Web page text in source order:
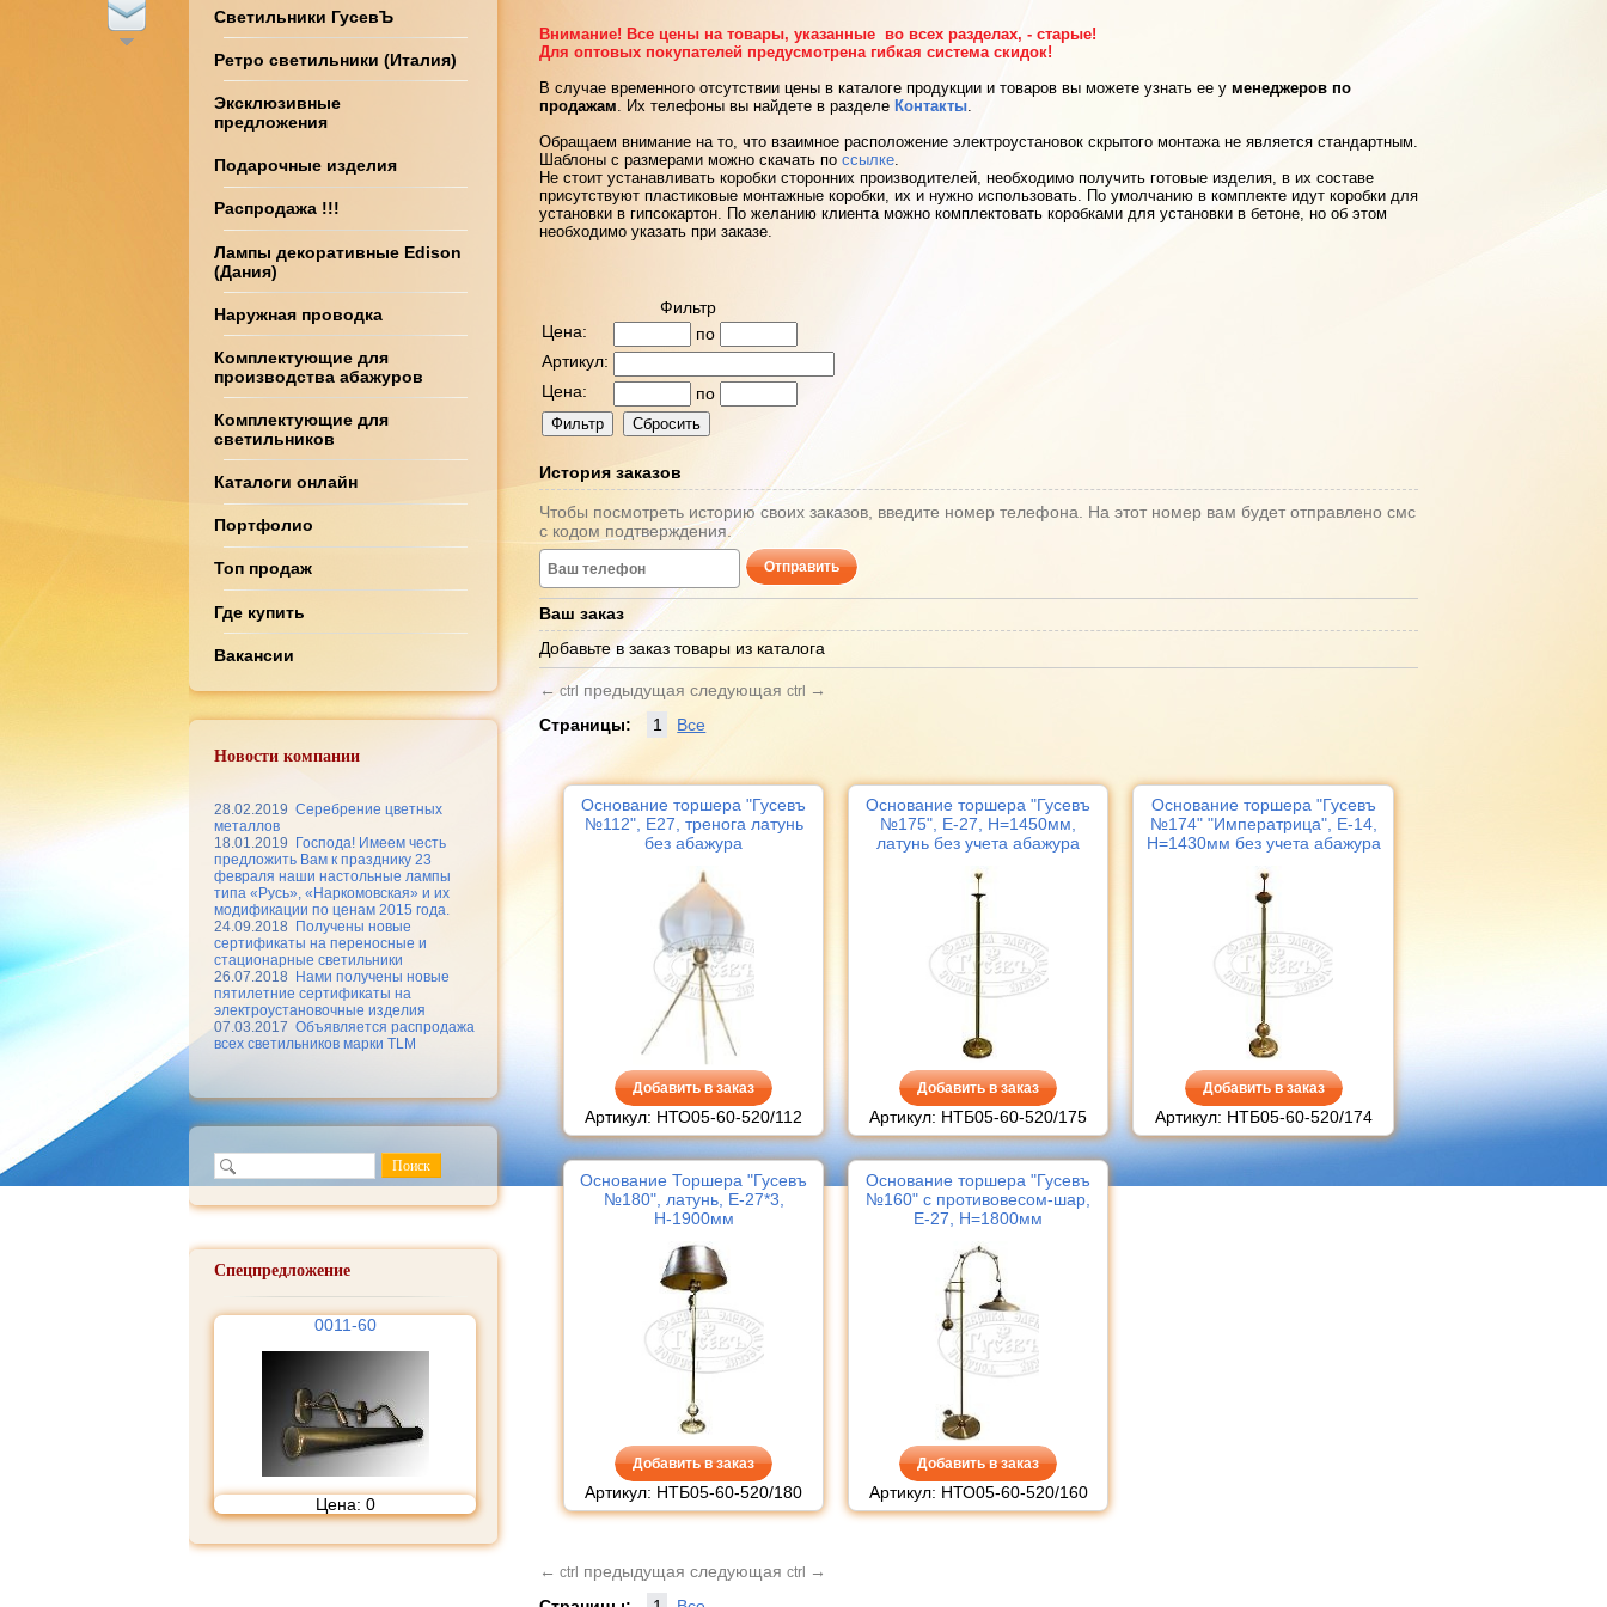
Светильники ГусевЪ
Ретро светильники (Италия)
Эксклюзивные
предложения
Подарочные изделия
Распродажа !!!
Лампы декоративные Edison
(Дания)
Наружная проводка
Комплектующие для
производства абажуров
Комплектующие для
светильников
Каталоги онлайн
Портфолио
Топ продаж
Где купить
Вакансии
Новости компании
28.02.2019 Серебрение цветных
металлов
18.01.2019
Господа! Имеем честь
предложить Вам к празднику 23
февраля наши настольные лампы
типа «Русь», «Наркомовская» и их
модификации по ценам 2015 года.
24.09.2018
Получены новые
сертификаты на переносные и
стационарные светильники
26.07.2018
Нами получены новые
пятилетние сертификаты на
электроустановочные изделия
07.03.2017 Объявляется распродажа
всех светильников марки TLM
Спецпредложение
0011-60
Цена: 0
Внимание! Все цены на товары, указанные во всех разделах, - старые!
Для оптовых покупателей предусмотрена гибкая система скидок!
В случае временного отсутствии цены в каталоге продукции и товаров вы можете узнать ее у менеджеров по
продажам . Их телефоны вы найдете в разделе Контакты
Обращаем внимание на то, что взаимное расположение электроустановок скрытого монтажа не является стандартным.
Шаблоны с размерами можно скачать по ссылке
Не стоит устанавливать коробки сторонних производителей, необходимо получить готовые изделия, в их составе
присутствуют пластиковые монтажные коробки, их и нужно использовать. По умолчанию в комплекте идут коробки для
установки в гипсокартон. По желанию клиента можно комплектовать коробками для установки в бетоне, но об этом
необходимо указать при заказе.
Фильтр
Цена:
по
Артикул:
Цена:
по
История заказов
Чтобы посмотреть историю своих заказов, введите номер телефона. На этот номер вам будет отправлено смс
с кодом подтверждения.
Отправить
Ваш заказ
Добавьте в заказ товары из каталога
← ctrl предыдущая следующая ctrl
→
Страницы:
1 Все
Основание торшера "Гусевъ
№112", Е27, тренога латунь
без абажура
Добавить в заказ
Артикул: НТО05-60-520/112
Основание торшера "Гусевъ
№175", Е-27, Н=1450мм,
латунь без учета абажура
Добавить в заказ
Артикул: НТБ05-60-520/175
Основание торшера "Гусевъ
№174" "Императрица", Е-14,
Н=1430мм без учета абажура
Добавить в заказ
Артикул: НТБ05-60-520/174
Основание Торшера "Гусевъ
№180", латунь, Е-27*3,
Н-1900мм
Добавить в заказ
Артикул: НТБ05-60-520/180
Основание торшера "Гусевъ
№160" с противовесом-шар,
Е-27, Н=1800мм
Добавить в заказ
Артикул: НТО05-60-520/160
← ctrl предыдущая следующая ctrl
→